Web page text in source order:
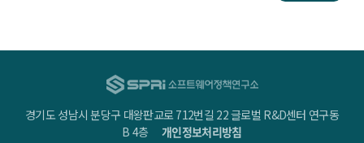
경기도 성남시 분당구 대왕판교로 712번길 22 글로벌 R&D센터 연구동
B 4층개인정보처리방침